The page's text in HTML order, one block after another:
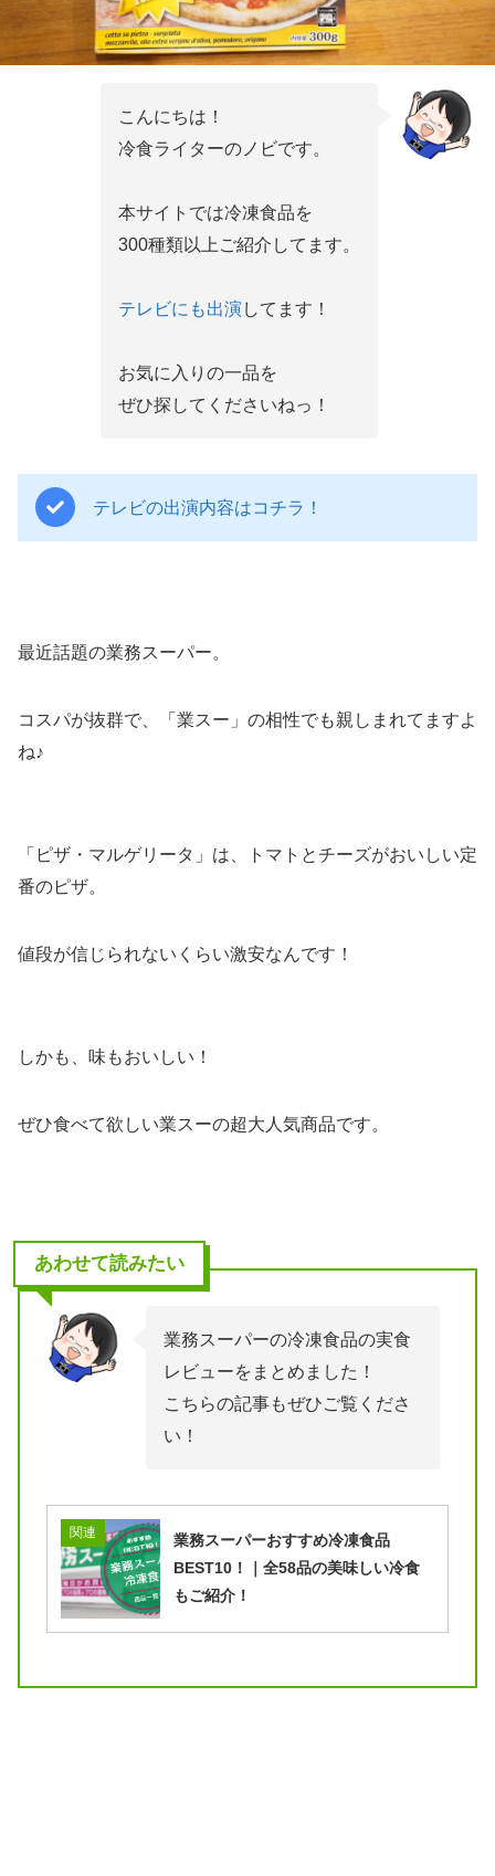
こんにちは！
冷食ライターのノビです。
本サイトでは冷凍食品を
300種類以上ご紹介してます。
テレビにも出演してます！
お気に入りの一品を
ぜひ探してくださいねっ！
テレビの出演内容はコチラ！
最近話題の業務スーパー。
コスパが抜群で、「業スー」の相性でも親しまれてますよ
ね♪
「ピザ・マルゲリータ」は、トマトとチーズがおいしい定
番のピザ。
値段が信じられないくらい激安なんです！
しかも、味もおいしい！
ぜひ食べて欲しい業スーの超大人気商品です。
あわせて読みたい
業務スーパーの冷凍食品の実食
レビューをまとめました！
こちらの記事もぜひご覧くださ
い！
関連
業務スーパーおすすめ冷凍食品
BEST10！｜全58品の美味しい冷食
もご紹介！